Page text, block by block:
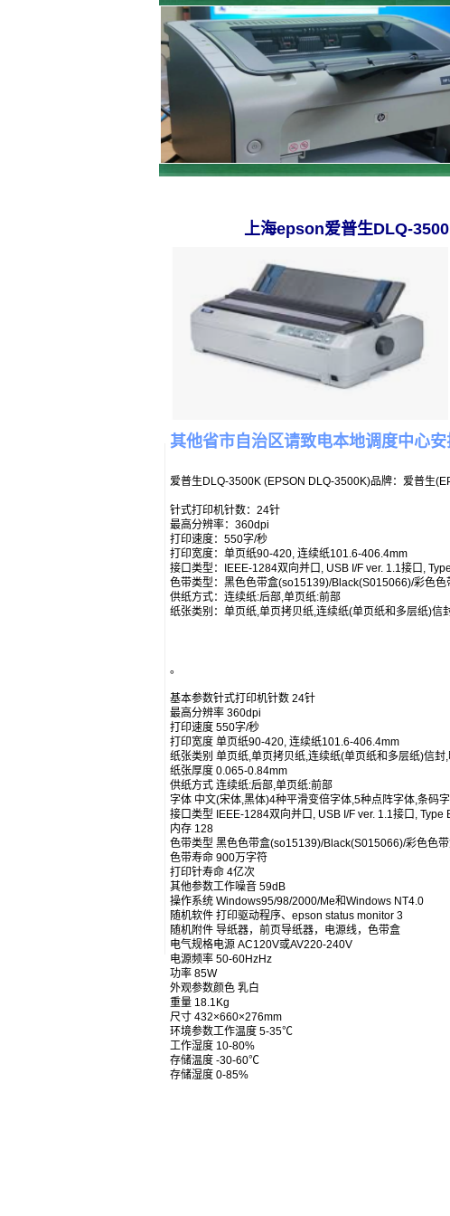
上海epson爱普生DLQ-
其他省市自治区请致电本地调度中心安
爱普生DLQ-3500K (EPSON DLQ-3500K)品牌：爱普生
针式打印机针数：24针
最高分辨率：360dpi
打印速度：550字/秒
打印宽度：单页纸90-420, 连续纸101.6-406.4mm
接口类型：IEEE-1284双向并口, USB I/F ver. 1.1接口,
色带类型：黑色色带盒(so15139)/Black(S015066)/彩色色
供纸方式：连续纸:后部,单页纸:前部
纸张类别：单页纸,单页拷贝纸,连续纸(单页纸和多层纸)信
。
基本参数针式打印机针数 24针
最高分辨率 360dpi
打印速度 550字/秒
打印宽度 单页纸90-420, 连续纸101.6-406.4mm
纸张类别 单页纸,单页拷贝纸,连续纸(单页纸和多层纸)信
纸张厚度 0.065-0.84mm
供纸方式 连续纸:后部,单页纸:前部
字体 中文(宋体,黑体)4种平滑变倍字体,5种点阵字体,条码
接口类型 IEEE-1284双向并口, USB I/F ver. 1.1接口,
内存 128
色带类型 黑色色带盒(so15139)/Black(S015066)/彩色
色带寿命 900万字符
打印针寿命 4亿次
其他参数工作噪音 59dB
操作系统 Windows95/98/2000/Me和Windows NT4.0
随机软件 打印驱动程序、epson status monitor 3
随机附件 导纸器，前页导纸器，电源线，色带盒
电气规格电源 AC120V或AV220-240V
电源频率 50-60HzHz
功率 85W
外观参数颜色 乳白
重量 18.1Kg
尺寸 432×660×276mm
环境参数工作温度 5-35℃
工作湿度 10-80%
存储温度 -30-60℃
存储湿度 0-85%